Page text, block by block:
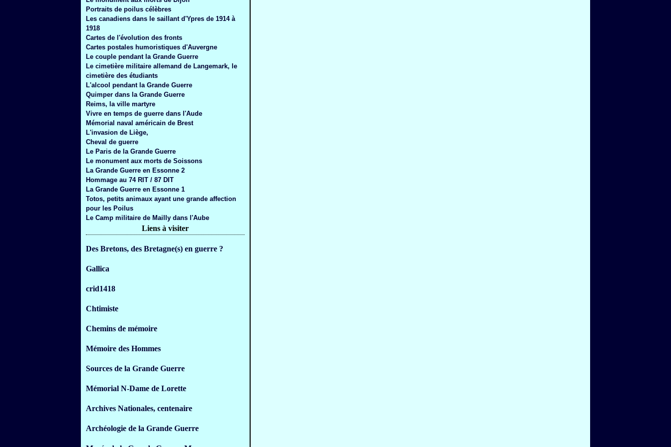
Portraits de poilus célèbres
Les canadiens dans le saillant d'Ypres de 1914 à
1918
Cartes de l'évolution des fronts
Cartes postales humoristiques d'Auvergne
Le couple pendant la Grande Guerre
Le cimetière militaire allemand de Langemark, le
cimetière des étudiants
L'alcool pendant la Grande Guerre
Quimper dans la Grande Guerre
Reims, la ville martyre
Vivre en temps de guerre dans l'Aude
Mémorial naval américain de Brest
L'invasion de Liège,
Cheval de guerre
Le Paris de la Grande Guerre
Le monument aux morts de Soissons
La Grande Guerre en Essonne 2
Hommage au 74 RIT / 87 DIT
La Grande Guerre en Essonne 1
Totos, petits animaux ayant une grande affection
pour les Poilus
Le Camp militaire de Mailly dans l'Aube
Liens à visiter
Des Bretons, des Bretagne(s) en guerre ?
Gallica
crid1418
Chtimiste
Chemins de mémoire
Mémoire des Hommes
Sources de la Grande Guerre
Mémorial N-Dame de Lorette
Archives Nationales, centenaire
Archéologie de la Grande Guerre